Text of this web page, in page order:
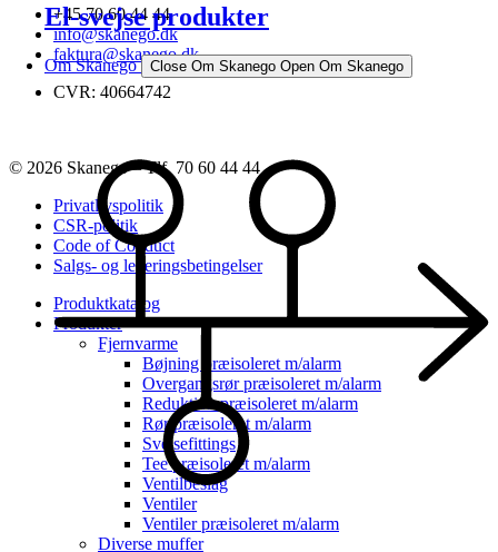
El-svejse produkter
Om Skanego Close Om Skanego Open Om Skanego
+45 70 60 44 44
info@skanego.dk
faktura@skanego.dk
CVR: 40664742
© 2026 Skanego – Tlf. 70 60 44 44
Privatlivspolitik
CSR-politik
Code of Conduct
Salgs- og leveringsbetingelser
Produktkatalog
Produkter
Fjernvarme
Bøjning præisoleret m/alarm
Overgangsrør præisoleret m/alarm
Reduktion præisoleret m/alarm
Rør præisoleret m/alarm
Svejsefittings
Tee præisoleret m/alarm
Ventilbeslag
Ventiler
Ventiler præisoleret m/alarm
Diverse muffer